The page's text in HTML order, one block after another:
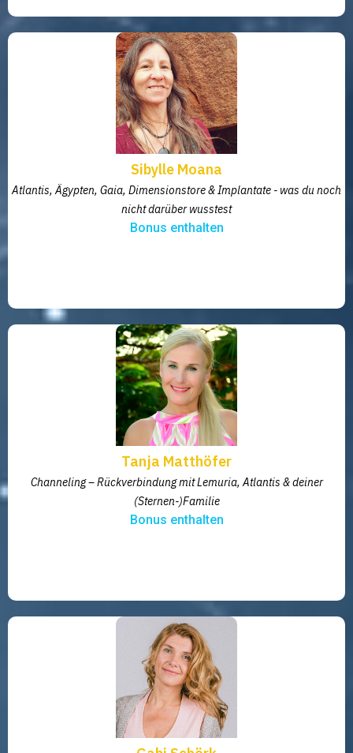
Sibylle Moana
Atlantis, Ägypten, Gaia, Dimensionstore & Implantate - was du noch
nicht darüber wusstest
Bonus enthalten
Tanja Matthöfer
Channeling – Rückverbindung mit Lemuria, Atlantis & deiner
(Sternen-)Familie
Bonus enthalten